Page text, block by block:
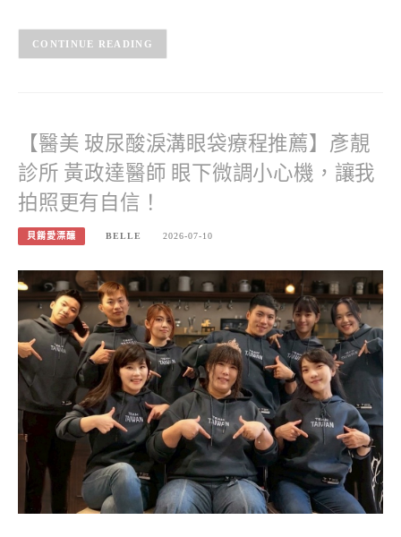
CONTINUE READING
【醫美 玻尿酸淚溝眼袋療程推薦】彥靚
診所 黃政達醫師 眼下微調小心機，讓我
拍照更有自信！
貝餚愛漂釀 BELLE 2026-07-10